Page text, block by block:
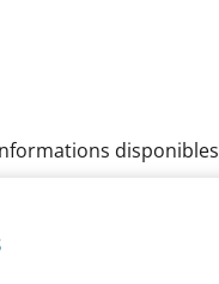
disponibles